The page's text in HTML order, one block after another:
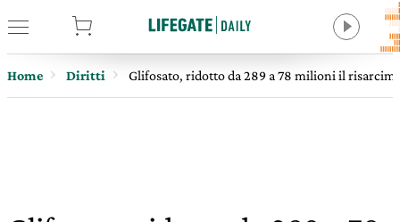
Home Diritti Glifosato, ridotto da 289 a 78 milioni il